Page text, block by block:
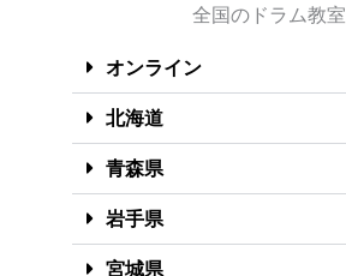
全国のドラム教室
オンライン
北海道
青森県
岩手県
宮城県